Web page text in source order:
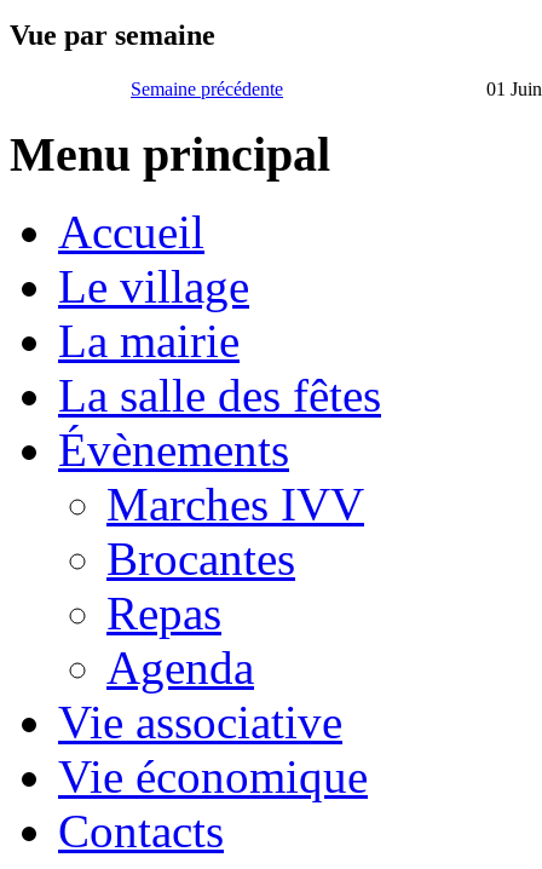
Vue par semaine
Semaine précédente 01
Menu principal
Accueil
Le village
La mairie
La salle des fêtes
Évènements
Marches IVV
Brocantes
Repas
Agenda
Vie associative
Vie économique
Contacts